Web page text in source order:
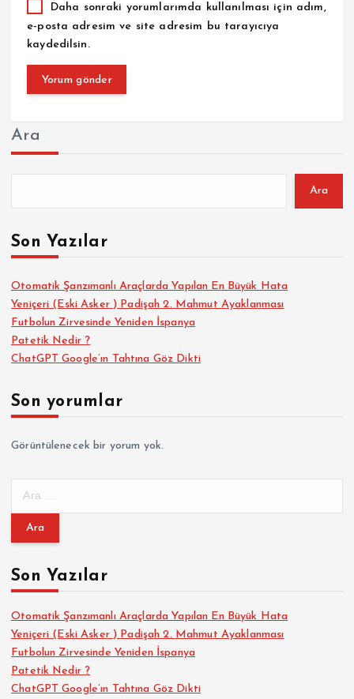
Daha sonraki yorumlarımda kullanılması için adım,
e-posta adresim ve site adresim bu tarayıcıya
kaydedilsin.
Ara
Ara
Son Yazılar
Otomatik Şanzımanlı Araçlarda Yapılan En Büyük Hata
Yeniçeri (Eski Asker ) Padişah 2. Mahmut Ayaklanması
Futbolun Zirvesinde Yeniden İspanya
Patetik Nedir ?
ChatGPT Google’ın Tahtına Göz Dikti
Son yorumlar
Görüntülenecek bir yorum yok.
m
:Son Yazılar
Otomatik Şanzımanlı Araçlarda Yapılan En Büyük Hata
Yeniçeri (Eski Asker ) Padişah 2. Mahmut Ayaklanması
Futbolun Zirvesinde Yeniden İspanya
Patetik Nedir ?
ChatGPT Google’ın Tahtına Göz Dikti